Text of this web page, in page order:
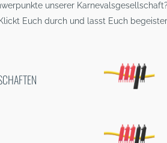
unserer
Euch durch und lasst Euch